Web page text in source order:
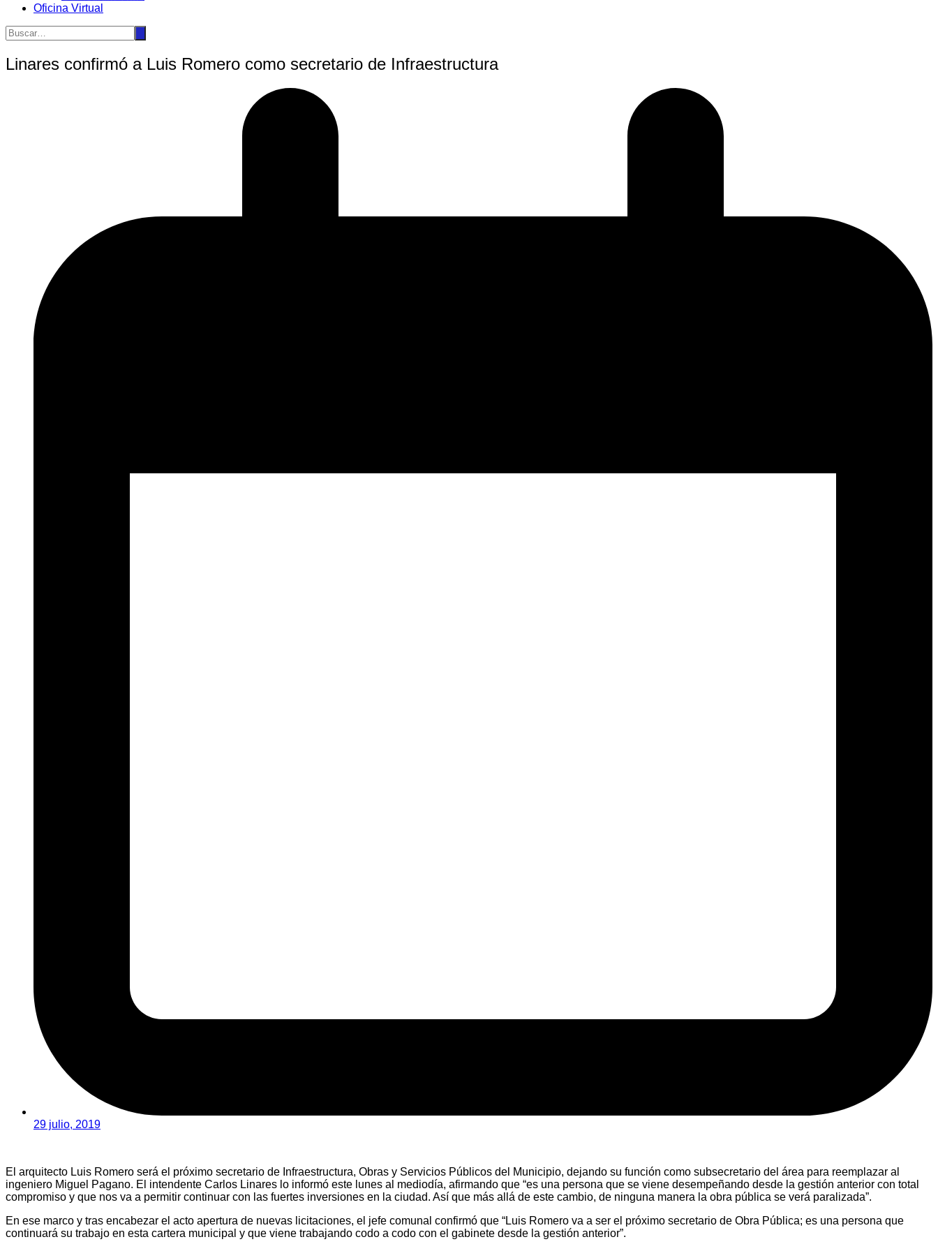
Oficina Virtual
Linares confirmó a Luis Romero como secretario de Infraestructura
29 julio, 2019
El arquitecto Luis Romero será el próximo secretario de Infraestructura, Obras y Servicios Públicos del Municipio, dejando su función como subsecretario del área para reemplazar al
ingeniero Miguel Pagano. El intendente Carlos Linares lo informó este lunes al mediodía, afirmando que “es una persona que se viene desempeñando desde la gestión anterior con total
compromiso y que nos va a permitir continuar con las fuertes inversiones en la ciudad. Así que más allá de este cambio, de ninguna manera la obra pública se verá paralizada”.
En ese marco y tras encabezar el acto apertura de nuevas licitaciones, el jefe comunal confirmó que “Luis Romero va a ser el próximo secretario de Obra Pública; es una persona que
continuará su trabajo en esta cartera municipal y que viene trabajando codo a codo con el gabinete desde la gestión anterior”.